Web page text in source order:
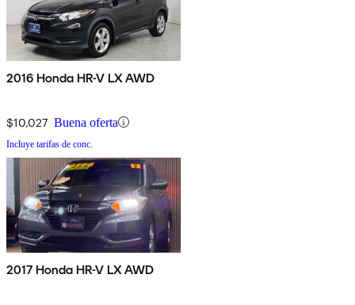
2016 Honda HR-V LX AWD
$10,027 Buena oferta
Incluye tarifas de conc.
2017 Honda HR-V LX AWD